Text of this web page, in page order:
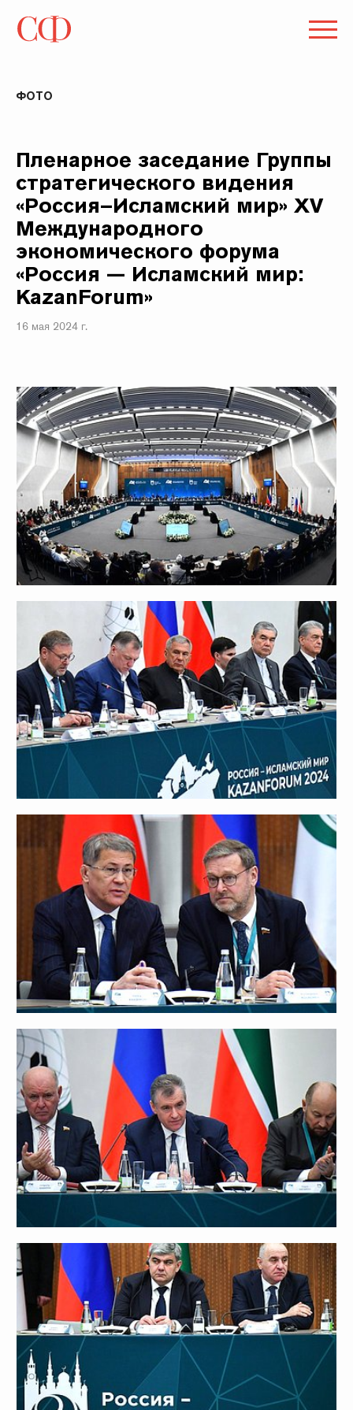
ФОТО
Пленарное заседание Группы
стратегического видения
«Россия–Исламский мир» XV
Международного
экономического форума
«Россия — Исламский мир:
KazanForum»
16 мая 2024 г.